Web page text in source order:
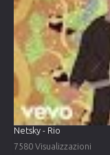
Netsky - Rio
7580 Visualizzazioni